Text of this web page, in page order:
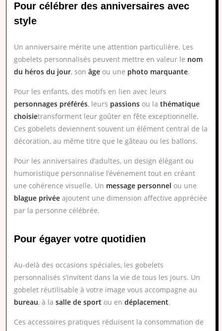
Pour célébrer des anniversaires avec
style
Un anniversaire mérite une attention particulière. Les
gobelets personnalisés peuvent mettre en valeur le nom
du héros du jour, son âge ou une photo marquante.
Pour les enfants, des motifs en lien avec leurs
personnages préférés, leurs passions ou la thématique
choisietransforment leur goûter en fête exceptionnelle.
Ces gobelets deviennent souvent un élément central de la
décoration, au même titre que le gâteau ou les ballons.
Pour les anniversaires d’adultes, un design élégant ou
humoristique personnalise l’événement tout en créant
une cohérence visuelle. Un message personnel ou une
blague privée ajoutent une dimension affective appréciée
par la personne célébrée.
Pour égayer votre quotidien
Au-delà des occasions spéciales, les gobelets
personnalisés s’invitent dans la vie de tous les jours. Un
gobelet réutilisable à votre image vous accompagne au
bureau, à la salle de sport ou en déplacement.
Ces accessoires pratiques réduisent la consommation de